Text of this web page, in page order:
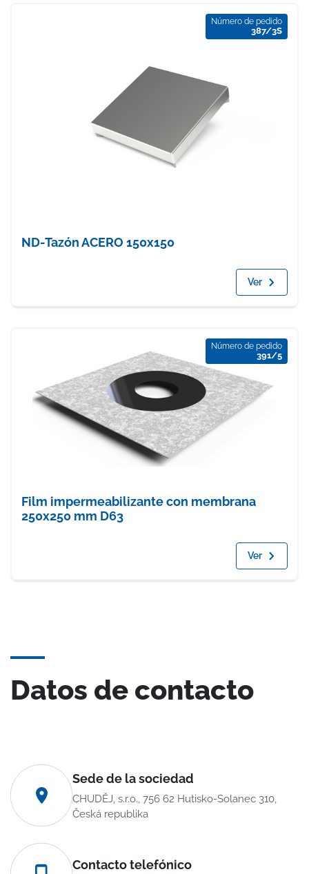
Número de pedido
387/3S
ND-Tazón ACERO 150x150
Ver
Número de pedido
391/5
Film impermeabilizante con membrana
250x250 mm D63
Ver
Datos de contacto
Sede de la sociedad
CHUDĚJ, s.r.o., 756 62 Hutisko-Solanec 310,
Česká republika
Contacto telefónico